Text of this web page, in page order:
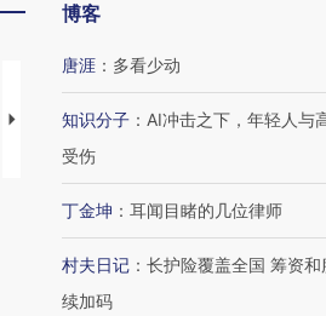
【推广】走进第四届链博
博客
唐涯 ： 多看少动
知识分子 ： AI冲击之下，年轻人与
受伤
丁金坤 ： 耳闻目睹的几位律师
村夫日记 ： 长护险覆盖全国 筹资
续加码